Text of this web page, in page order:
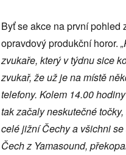
Byť se akce na první pohled
opravdový produkční horor.
zvukaře, který v týdnu sice
zvukař, že už je na místě
telefony. Kolem 14.00
tak začaly neskutečné
celé jižní Čechy a všichni
Čech z Yamasound,